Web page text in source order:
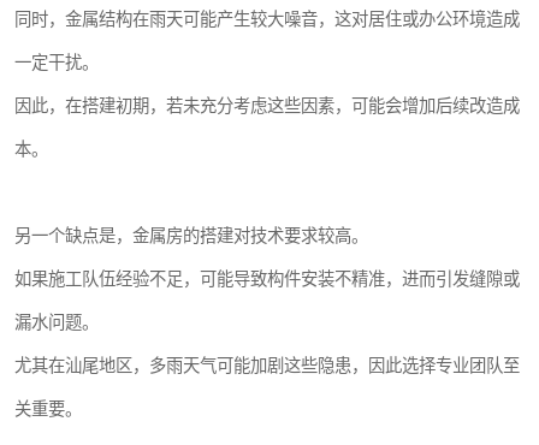
同时，金属结构在雨天可能产生较大噪音，这对居住或办公环境造成
一定干扰。
因此，在搭建初期，若未充分考虑这些因素，可能会增加后续改造成
本。
另一个缺点是，金属房的搭建对技术要求较高。
如果施工队伍经验不足，可能导致构件安装不精准，进而引发缝隙或
漏水问题。
尤其在汕尾地区，多雨天气可能加剧这些隐患，因此选择专业团队至
关重要。